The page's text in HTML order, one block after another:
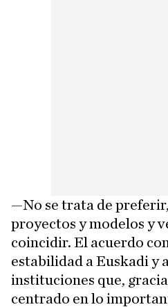
—No se trata de
proyectos y modelos y
coincidir. El acuerdo
estabilidad a Euskadi y
instituciones que,
centrado en lo